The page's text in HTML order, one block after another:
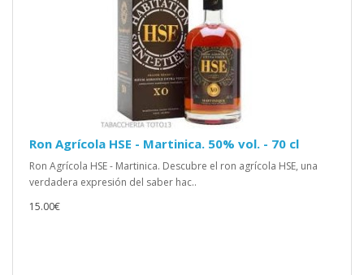
Ron Agrícola HSE - Martinica. 50% vol. - 70 cl
Ron Agrícola HSE - Martinica. Descubre el ron agrícola HSE, una
verdadera expresión del saber hac..
15.00€